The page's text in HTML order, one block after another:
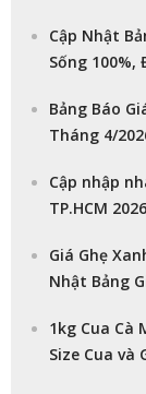
Cập Nhật
Sống 100%,
Bảng Báo
Tháng 4/
Cập nhập
TP.HCM 2026
Giá Ghẹ
Nhật Bảng
1kg Cua Cà
Size Cua và